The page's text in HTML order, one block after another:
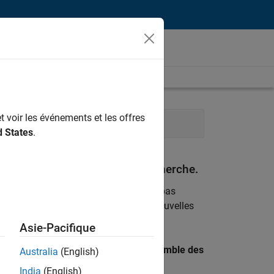
Équipe Business Model
à vos critères de recherche.
. Si malgré tout vous ne trouvez pas
pour vous tenir au courant des nouvelles
par lieu pour trouver l’ensemble des
voir les événements et les offres
States.
Asie-Pacifique
Australia (English)
India (English)